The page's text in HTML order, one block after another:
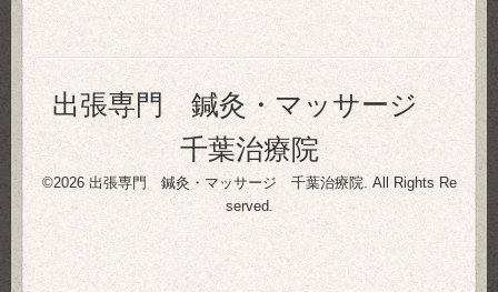
出張専門 鍼灸・マッサージ
千葉治療院
©2026 出張専門 鍼灸・マッサージ 千葉治療院. All Rights Re
served.